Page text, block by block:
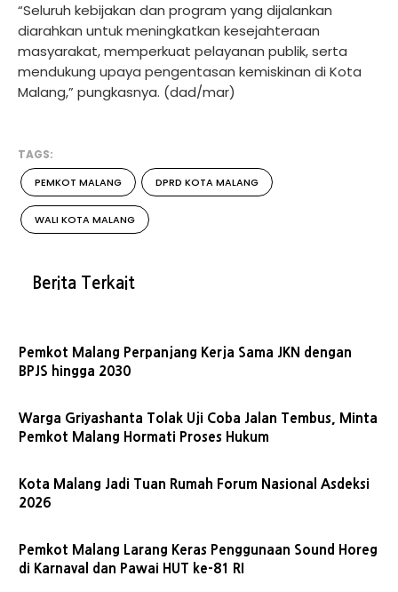
“Seluruh kebijakan dan program yang dijalankan
diarahkan untuk meningkatkan kesejahteraan
masyarakat, memperkuat pelayanan publik, serta
mendukung upaya pengentasan kemiskinan di Kota
Malang,” pungkasnya. (dad/mar)
TAGS:
PEMKOT MALANG DPRD KOTA MALANG
WALI KOTA MALANG
Berita Terkait
Pemkot Malang Perpanjang Kerja Sama JKN dengan
BPJS hingga 2030
Warga Griyashanta Tolak Uji Coba Jalan Tembus, Minta
Pemkot Malang Hormati Proses Hukum
Kota Malang Jadi Tuan Rumah Forum Nasional Asdeksi
2026
Pemkot Malang Larang Keras Penggunaan Sound Horeg
di Karnaval dan Pawai HUT ke-81 RI